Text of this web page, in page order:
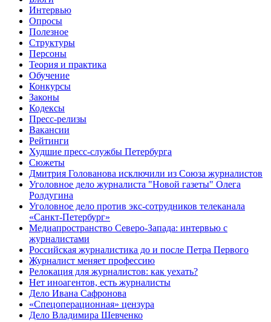
Интервью
Опросы
Полезное
Структуры
Персоны
Теория и практика
Обучение
Конкурсы
Законы
Кодексы
Пресс-релизы
Вакансии
Рейтинги
Худшие пресс-службы Петербурга
Сюжеты
Дмитрия Голованова исключили из Союза журналистов
Уголовное дело журналиста "Новой газеты" Олега
Ролдугина
Уголовное дело против экс-сотрудников телеканала
«Санкт-Петербург»
Медиапространство Северо-Запада: интервью с
журналистами
Российская журналистика до и после Петра Первого
Журналист меняет профессию
Релокация для журналистов: как уехать?
Нет иноагентов, есть журналисты
Дело Ивана Сафронова
«Спецоперационная» цензура
Дело Владимира Шевченко